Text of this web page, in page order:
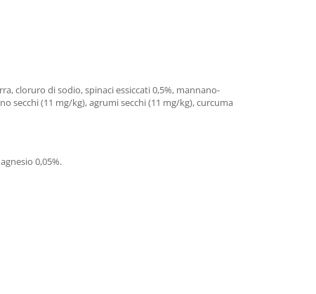
cloruro di sodio, spinaci essiccati 0,5%, mannano-
secchi (11 mg/kg), agrumi secchi (11 mg/kg), curcuma
0,05%.